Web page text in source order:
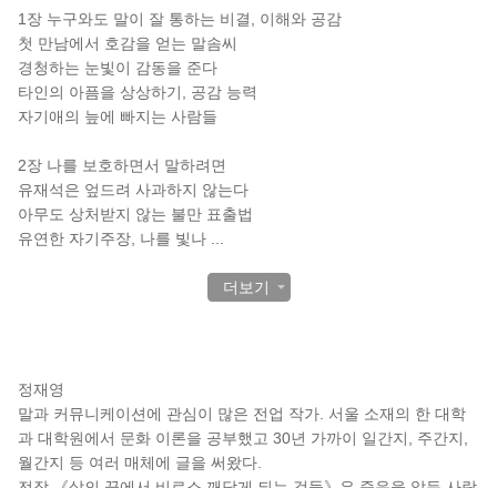
1장 누구와도 말이 잘 통하는 비결, 이해와 공감
첫 만남에서 호감을 얻는 말솜씨
경청하는 눈빛이 감동을 준다
타인의 아픔을 상상하기, 공감 능력
자기애의 늪에 빠지는 사람들
2장 나를 보호하면서 말하려면
유재석은 엎드려 사과하지 않는다
아무도 상처받지 않는 불만 표출법
유연한 자기주장, 나를 빛나
더보기
정재영
말과 커뮤니케이션에 관심이 많은 전업 작가. 서울 소재의 한 대학
과 대학원에서 문화 이론을 공부했고 30년 가까이 일간지, 주간지,
월간지 등 여러 매체에 글을 써왔다.